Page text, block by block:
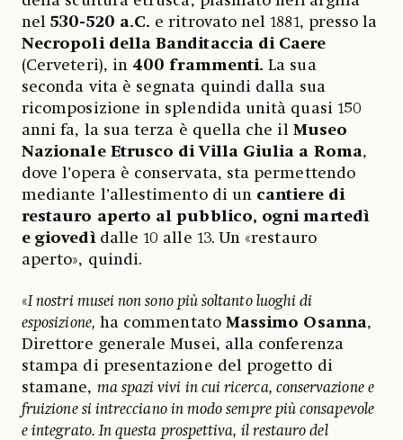
nel530-520 a.C. e ritrovato nel 1881, presso la
Necropoli della Banditaccia di Caere
(Cerveteri), in 400 frammenti. La sua
seconda vita è segnata quindi dalla sua
ricomposizione in splendida unità quasi 150
anni fa, la sua terza è quella che il Museo
Nazionale Etrusco di Villa Giulia a Roma,
dove l’opera è conservata, sta permettendo
mediante l’allestimento di un cantiere di
restauro aperto al pubblico, ogni martedì
e giovedìdalle 10 alle 13. Un «restauro
aperto», quindi.
«I nostri musei non sono più soltanto luoghi di
esposizione, ha commentato Massimo Osanna,
Direttore generale Musei, alla conferenza
stampa di presentazione del progetto di
stamane, ma spazi vivi in cui ricerca, conservazione e
fruizione si intrecciano in modo sempre più consapevole
e integrato. In questa prospettiva, il restauro del